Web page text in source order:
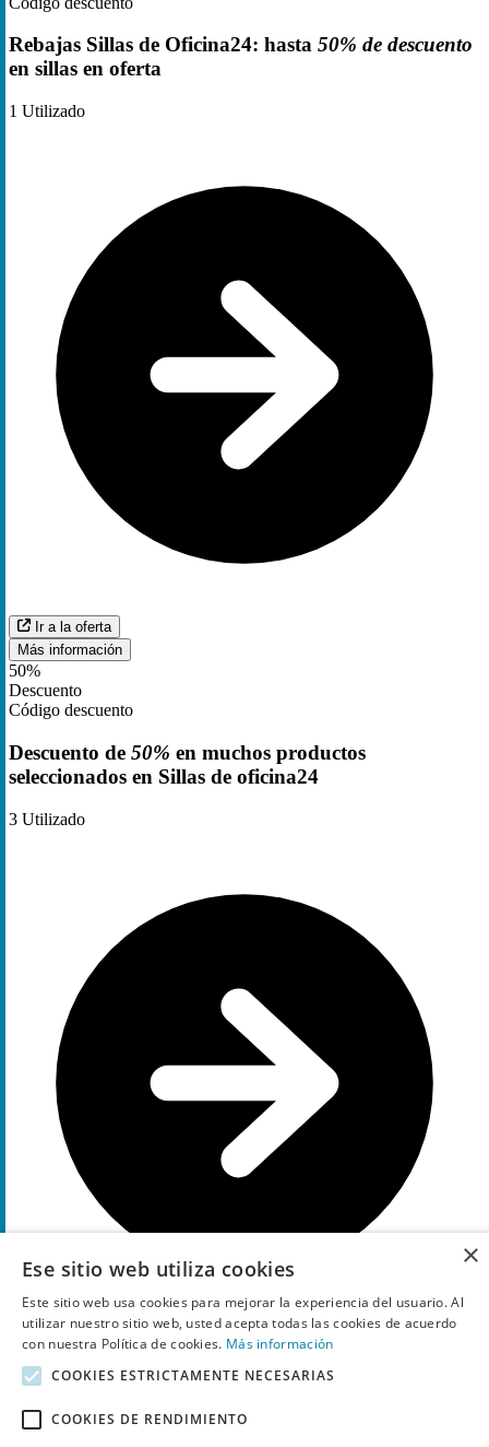
Rebajas Sillas de Oficina24: hasta 50% de descuento
en sillas en oferta
1 Utilizado
Ir a la oferta
Más información
50%
Descuento
Código descuento
Descuento de 50% en muchos productos
seleccionados en Sillas de oficina24
3 Utilizado
Códigos descuento de Sillasdeoficina24 recientemente
×
Ese sitio web utiliza cookies
Este sitio web usa cookies para mejorar la experiencia del usuario. Al
utilizar nuestro sitio web, usted acepta todas las cookies de acuerdo
con nuestra Política de cookies. Más información
COOKIES ESTRICTAMENTE NECESARIAS
COOKIES DE RENDIMIENTO